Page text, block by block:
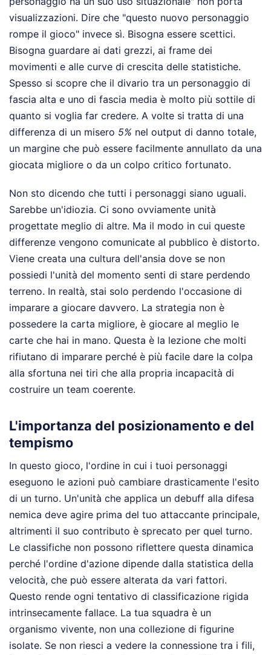
visualizzazioni. Dire che "questo nuovo personaggio
rompe il gioco" invece sì. Bisogna essere scettici.
Bisogna guardare ai dati grezzi, ai frame dei
movimenti e alle curve di crescita delle statistiche.
Spesso si scopre che il divario tra un personaggio di
fascia alta e uno di fascia media è molto più sottile di
quanto si voglia far credere. A volte si tratta di una
differenza di un misero 5% nel output di danno totale,
un margine che può essere facilmente annullato da una
giocata migliore o da un colpo critico fortunato.
Non sto dicendo che tutti i personaggi siano uguali.
Sarebbe un'idiozia. Ci sono ovviamente unità
progettate meglio di altre. Ma il modo in cui queste
differenze vengono comunicate al pubblico è distorto.
Viene creata una cultura dell'ansia dove se non
possiedi l'unità del momento senti di stare perdendo
terreno. In realtà, stai solo perdendo l'occasione di
imparare a giocare davvero. La strategia non è
possedere la carta migliore, è giocare al meglio le
carte che hai in mano. Questa è la lezione che molti
rifiutano di imparare perché è più facile dare la colpa
alla sfortuna nei tiri che alla propria incapacità di
costruire un team coerente.
L'importanza del posizionamento e del
tempismo
In questo gioco, l'ordine in cui i tuoi personaggi
eseguono le azioni può cambiare drasticamente l'esito
di un turno. Un'unità che applica un debuff alla difesa
nemica deve agire prima del tuo attaccante principale,
altrimenti il suo contributo è sprecato per quel turno.
Le classifiche non possono riflettere questa dinamica
perché l'ordine d'azione dipende dalla statistica della
velocità, che può essere alterata da vari fattori.
Questo rende ogni tentativo di classificazione rigida
intrinsecamente fallace. La tua squadra è un
organismo vivente, non una collezione di figurine
isolate. Se non riesci a vedere la connessione tra i fili,